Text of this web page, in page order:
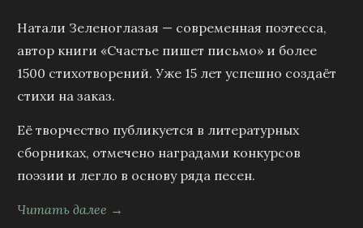
Натали Зеленоглазая — современная поэтесса,
автор книги «Счастье пишет письмо» и более
1500 стихотворений. Уже 15 лет успешно создаёт
стихи на заказ.
Её творчество публикуется в литературных
сборниках, отмечено наградами конкурсов
поэзии и легло в основу ряда песен.
Читать далее →